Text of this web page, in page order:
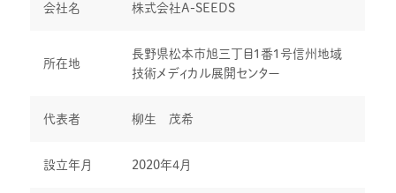
会社名 株式会社A-SEEDS
所在地
長野県松本市旭三丁目１番１号信州地域
技術メディカル展開センター
代表者 柳生 茂希
設立年月 2020年4月